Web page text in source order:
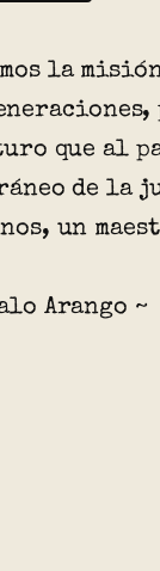
la
que al
de la
un
Arango ~